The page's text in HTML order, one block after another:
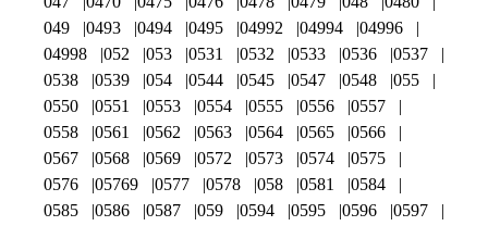
049
0493 0494 0495 04992 04994
04996
04998
052 053 0531 0532 0533 0536
0537
0538
0539 054 0544 0545 0547 0548
055
0550
0551 0553 0554 0555 0556
0557
0558
0561 0562 0563 0564 0565
0566
0567
0568 0569 0572 0573 0574
0575
0576
05769 0577 0578 058 0581
0584
0585
0586 0587 059 0594 0595 0596
0597